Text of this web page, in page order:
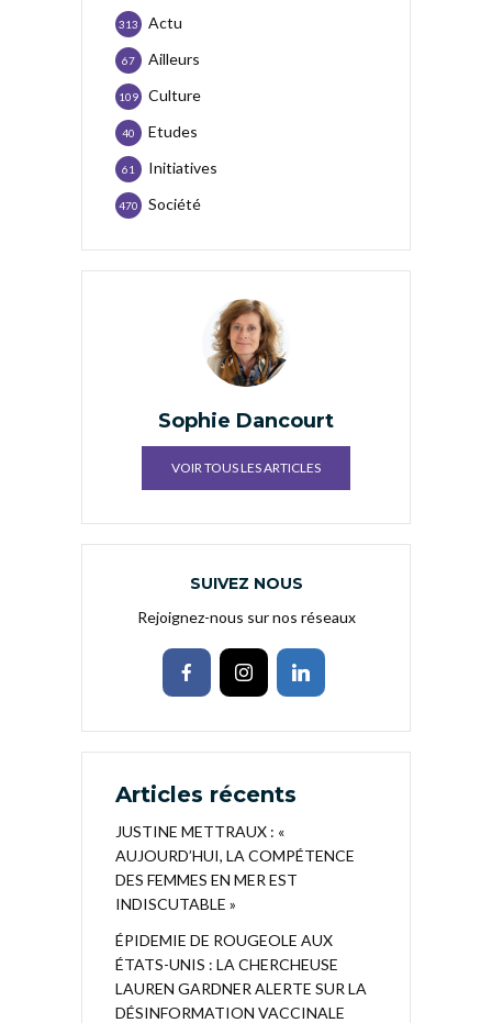
Actu
313
Ailleurs
67
Culture
109
Etudes
40
Initiatives
61
Société
470
Sophie Dancourt
VOIR TOUS LES ARTICLES
SUIVEZ NOUS
Rejoignez-nous sur nos réseaux
Articles récents
JUSTINE METTRAUX : «
AUJOURD’HUI, LA COMPÉTENCE
DES FEMMES EN MER EST
INDISCUTABLE »
ÉPIDEMIE DE ROUGEOLE AUX
ÉTATS-UNIS : LA CHERCHEUSE
LAUREN GARDNER ALERTE SUR LA
DÉSINFORMATION VACCINALE